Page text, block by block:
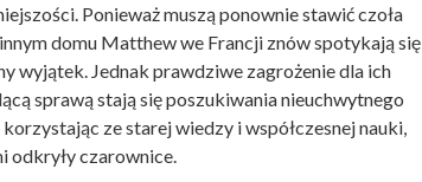
Ponieważ muszą ponownie stawić czoła
domu Matthew we Francji znów spotykają się
wyjątek. Jednak prawdziwe zagrożenie dla ich
sprawą stają się poszukiwania nieuchwytnego
ze starej wiedzy i współczesnej nauki,
odkryły czarownice.